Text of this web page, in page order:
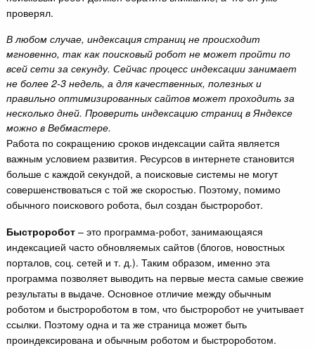
проверял.
В любом случае, индексация страниц не происходит
мгновенно, так как поисковый робот не может пройти по
всей сети за секунду. Сейчас процесс индексации занимает
не более 2-3 недель, а для качественных, полезных и
правильно оптимизированных сайтов может проходить за
несколько дней. Проверить индексацию страниц в Яндексе
можно в Вебмастере.
Работа по сокращению сроков индексации сайта является
важным условием развития. Ресурсов в интернете становится
больше с каждой секундой, а поисковые системы не могут
совершенствоваться с той же скоростью. Поэтому, помимо
обычного поискового робота, был создан быстроробот.
Быстроробот– это программа-робот, занимающаяся
индексацией часто обновляемых сайтов (блогов, новостных
порталов, соц. сетей и т. д.). Таким образом, именно эта
программа позволяет выводить на первые места самые свежие
результаты в выдаче. Основное отличие между обычным
роботом и быстророботом в том, что быстроробот не учитывает
ссылки. Поэтому одна и та же страница может быть
проиндексирована и обычным роботом и быстророботом.